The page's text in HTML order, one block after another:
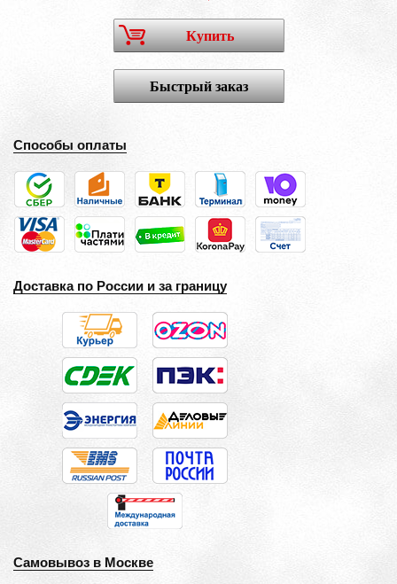
Купить
Быстрый заказ
Способы оплаты
Доставка по России и за границу
Самовывоз в Москве